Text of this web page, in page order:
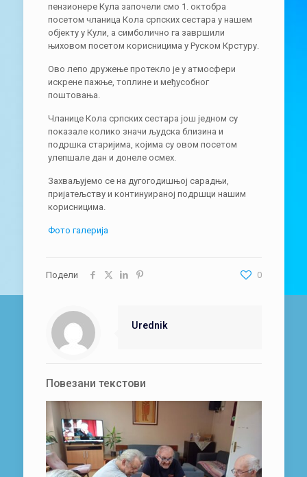
пензионере Кула започели смо 1. октобра
посетом чланица Кола српских сестара у нашем
објекту у Кули, а симболично га завршили
њиховом посетом корисницима у Руском Крстуру.
Ово лепо дружење протекло је у атмосфери
искрене пажње, топлине и међусобног
поштовања.
Чланице Кола српских сестара још једном су
показале колико значи људска близина и
подршка старијима, којима су овом посетом
улепшале дан и донеле осмех.
Захваљујемо се на дугогодишњој сарадњи,
пријатељству и континуираној подршци нашим
корисницима.
Фото галерија
Подели 0
Urednik
Повезани текстови